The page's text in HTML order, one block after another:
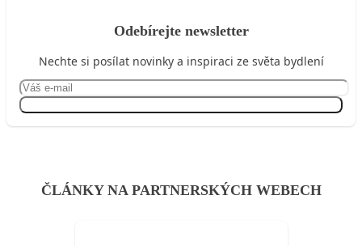
Odebírejte newsletter
Nechte si posílat novinky a inspiraci ze světa bydlení
ČLÁNKY NA PARTNERSKÝCH WEBECH